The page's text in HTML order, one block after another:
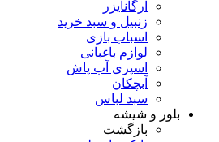
ارگانایزر
زنبیل و سبد خرید
اسباب بازی
لوازم باغبانی
اسپری آب پاش
آبچکان
سبد لباس
بلور و شیشه
بازگشت